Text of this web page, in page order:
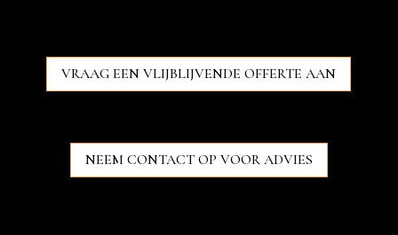
VRAAG EEN VLIJBLIJVENDE OFFERTE AAN
NEEM CONTACT OP VOOR ADVIES